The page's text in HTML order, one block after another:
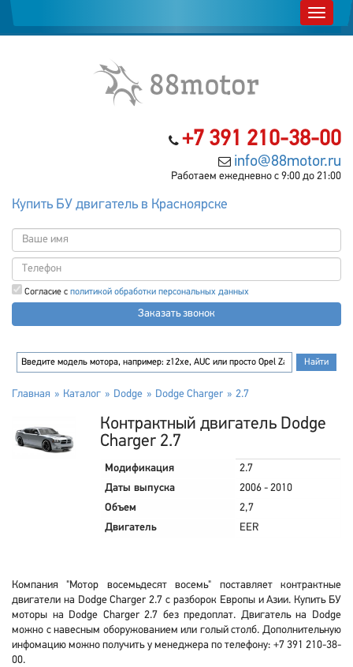
+7 391 210-38-00
info@88motor.ru
Работаем ежедневно с 9:00 до 21:00
Купить БУ двигатель в Красноярске
Согласие с политикой обработки персональных данных
Заказать звонок
Главная Каталог Dodge Dodge Charger 2.7
Контрактный двигатель Dodge
Charger 2.7
Модификация
2.7
Даты выпуска
2006 - 2010
Объем
2,7
Двигатель
EER
Компания "Мотор восемьдесят восемь" поставляет контрактные
двигатели на Dodge Charger 2.7 с разборок Европы и Азии. Купить БУ
моторы на Dodge Charger 2.7 без предоплат. Двигатель на Dodge
можно с навесным оборужованием или голый столб. Дополнительную
инфомацию можно получить у менеджера по телефону: +7 391 210-38-
00.